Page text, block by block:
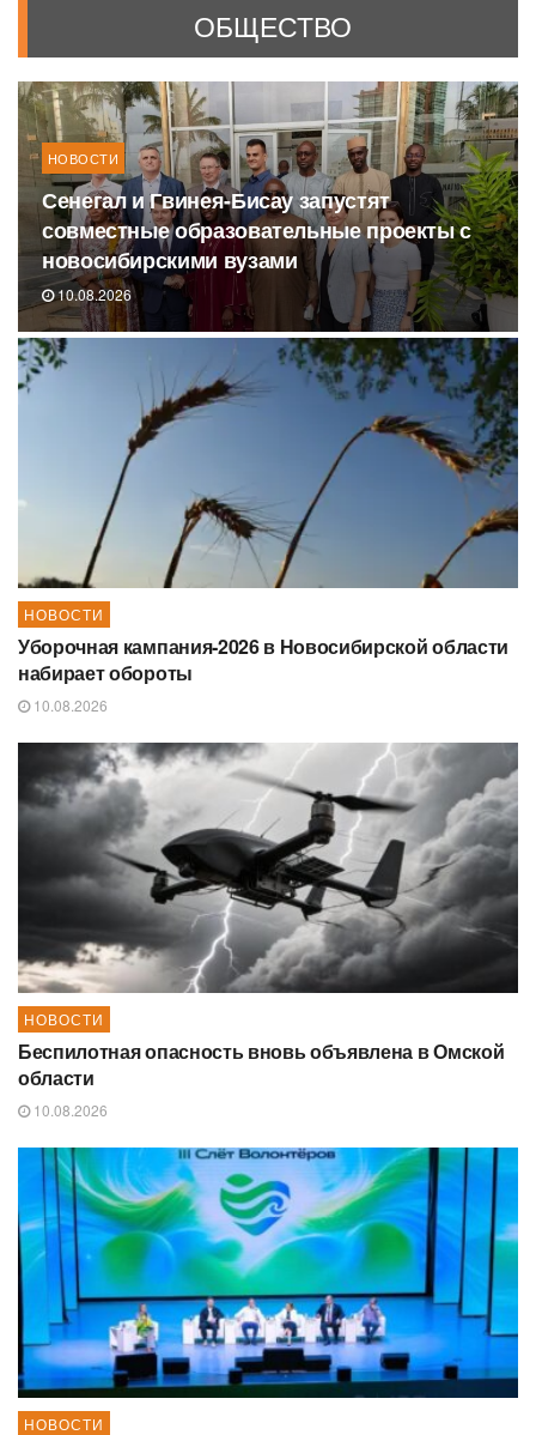
ОБЩЕСТВО
НОВОСТИ
Сенегал и Гвинея-Бисау запустят
совместные образовательные проекты с
новосибирскими вузами
10.08.2026
НОВОСТИ
Уборочная кампания‑2026 в Новосибирской области
набирает обороты
10.08.2026
НОВОСТИ
Беспилотная опасность вновь объявлена в Омской
области
10.08.2026
НОВОСТИ